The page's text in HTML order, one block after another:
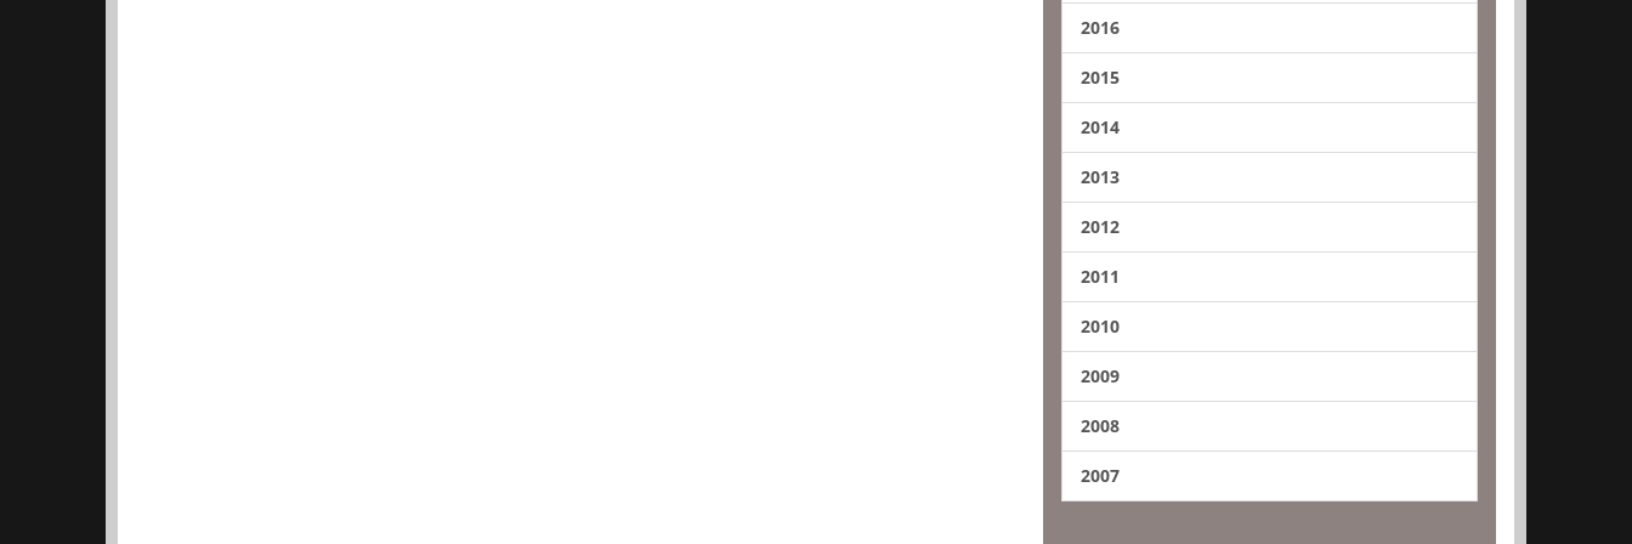
2016
2015
2014
2013
2012
2011
2010
2009
2008
2007